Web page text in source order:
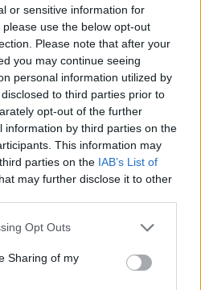
or sensitive information for
use the below opt-out
Please note that after your
you may continue seeing
personal information utilized by
to third parties prior to
opt-out of the further
information by third parties on the
This information may
parties on the IAB’s List of
may further disclose it to other
Opt Outs
Sharing of my
řidič měl problém. Policie
akci na Příbramsku odhalila
při kontrole na Příbramsku
o prázdninách zpřísní